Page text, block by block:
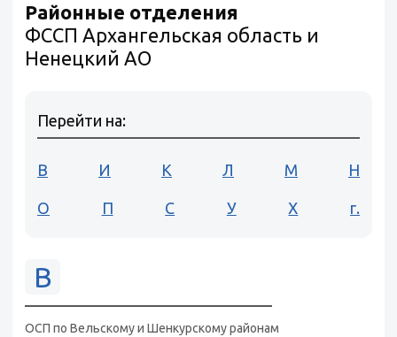
Районные отделения
ФССП Архангельская область и
Ненецкий АО
Перейти на:
В И К Л М Н
О П С У Х г.
В
ОСП по Вельскому и Шенкурскому районам